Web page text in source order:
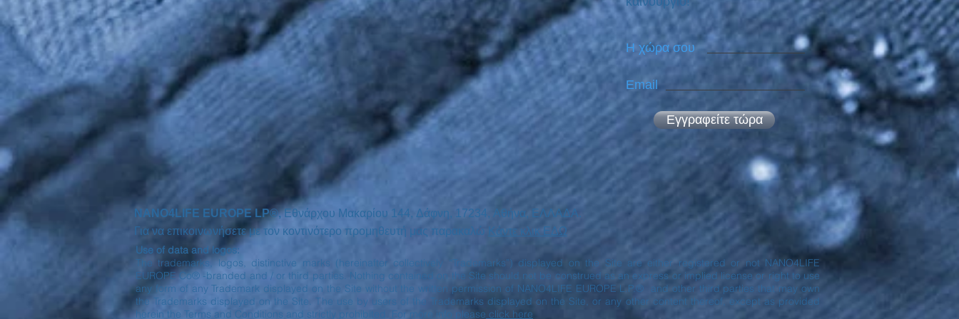
Η χώρα σου
Email
Εγγραφείτε τώρα
NANO4LIFE EUROPE LP®,Εθνάρχου Μακαρίου 144, Δάφνη, 17234, Αθήνα, ΕΛΛΑΔΑ.
Για να επικοινωνήσετε με τον κοντινότερο προμηθευτή μας παρακαλώ
Κάντε κλικ ΕΔΩ
Use of data and logos:
The trademarks, logos, distinctive marks (hereinafter collectively “Trademarks”) displayed on the Site are either registered or not NANO4LIFE
EUROPE Co® -branded and / or third parties. Nothing contained on the Site should not be construed as an express or implied license or right to use
any form of any Trademark displayed on the Site without the written permission of NANO4LIFE EUROPE L.P.® and other third parties that may own
the Trademarks displayed on the Site. The use by users of the Trademarks displayed on the Site, or any other content thereof, except as provided
herein the Terms and Conditions and strictly prohibited. For more info please click here